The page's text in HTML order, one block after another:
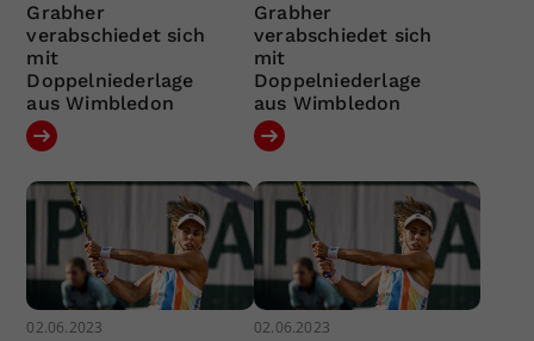
Grabher
verabschiedet sich
mit
Doppelniederlage
aus Wimbledon
Grabher
verabschiedet sich
mit
Doppelniederlage
aus Wimbledon
02.06.2023 02.06.2023